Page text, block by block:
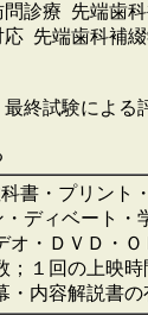
診療 先端歯
応 先端歯科補
終試験による
書・プリント
ート・学生
オ・ＤＶＤ・
；１回の上映時
・内容解説書の